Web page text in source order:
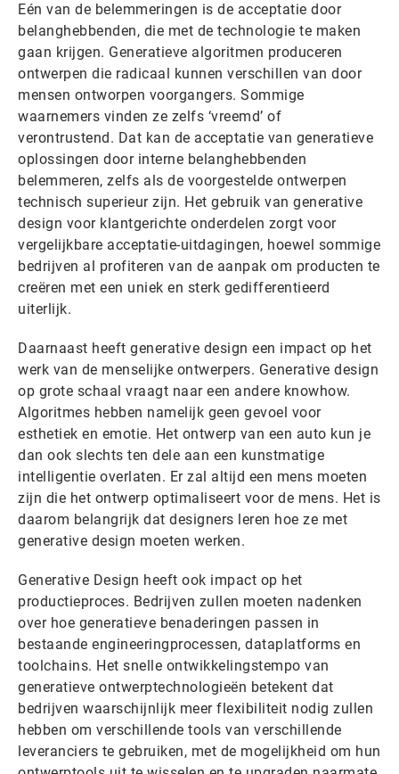
Eén van de belemmeringen is de acceptatie door
belanghebbenden, die met de technologie te maken
gaan krijgen. Generatieve algoritmen produceren
ontwerpen die radicaal kunnen verschillen van door
mensen ontworpen voorgangers. Sommige
waarnemers vinden ze zelfs ‘vreemd’ of
verontrustend. Dat kan de acceptatie van generatieve
oplossingen door interne belanghebbenden
belemmeren, zelfs als de voorgestelde ontwerpen
technisch superieur zijn. Het gebruik van generative
design voor klantgerichte onderdelen zorgt voor
vergelijkbare acceptatie-uitdagingen, hoewel sommige
bedrijven al profiteren van de aanpak om producten te
creëren met een uniek en sterk gedifferentieerd
uiterlijk.
Daarnaast heeft generative design een impact op het
werk van de menselijke ontwerpers. Generative design
op grote schaal vraagt naar een andere knowhow.
Algoritmes hebben namelijk geen gevoel voor
esthetiek en emotie. Het ontwerp van een auto kun je
dan ook slechts ten dele aan een kunstmatige
intelligentie overlaten. Er zal altijd een mens moeten
zijn die het ontwerp optimaliseert voor de mens. Het is
daarom belangrijk dat designers leren hoe ze met
generative design moeten werken.
Generative Design heeft ook impact op het
productieproces. Bedrijven zullen moeten nadenken
over hoe generatieve benaderingen passen in
bestaande engineeringprocessen, dataplatforms en
toolchains. Het snelle ontwikkelingstempo van
generatieve ontwerptechnologieën betekent dat
bedrijven waarschijnlijk meer flexibiliteit nodig zullen
hebben om verschillende tools van verschillende
leveranciers te gebruiken, met de mogelijkheid om hun